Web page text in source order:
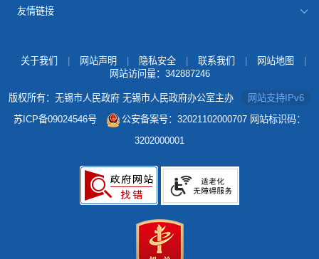
友情链接
关于我们 网站声明 隐私安全 联系我们 网站地图
网站访问量： 342887246
版权所有：无锡市人民政府 无锡市人民政府办公室主办
网站支持IPv6
苏ICP备09024546号
公安备案号：32021102000707 网站标识码：
3202000001